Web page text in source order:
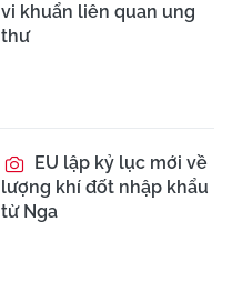
vi khuẩn liên quan ung
thư
EU lập kỷ lục mới về
lượng khí đốt nhập khẩu
từ Nga